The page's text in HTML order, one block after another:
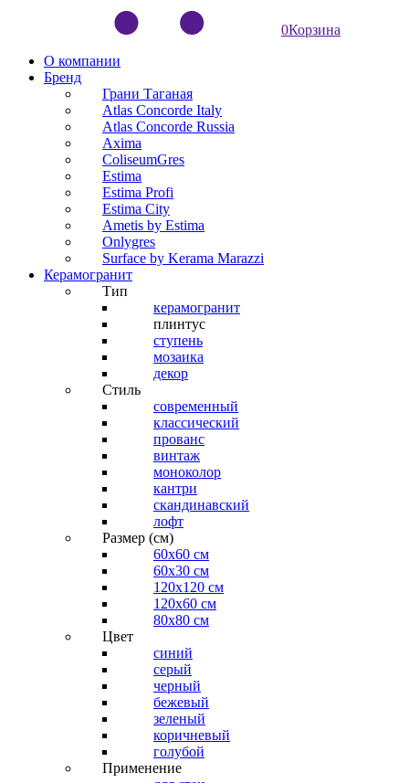
0Корзина
О компании
Бренд
Грани Таганая
Atlas Concorde Italy
Atlas Concorde Russia
Axima
ColiseumGres
Estima
Estima Profi
Estima City
Ametis by Estima
Onlygres
Surface by Kerama Marazzi
Керамогранит
Тип
керамогранит
плинтус
ступень
мозаика
декор
Стиль
современный
классический
прованс
винтаж
моноколор
кантри
скандинавский
лофт
Размер (см)
60х60 см
60x30 см
120x120 см
120x60 см
80x80 см
Цвет
синий
серый
черный
бежевый
зеленый
коричневый
голубой
Применение